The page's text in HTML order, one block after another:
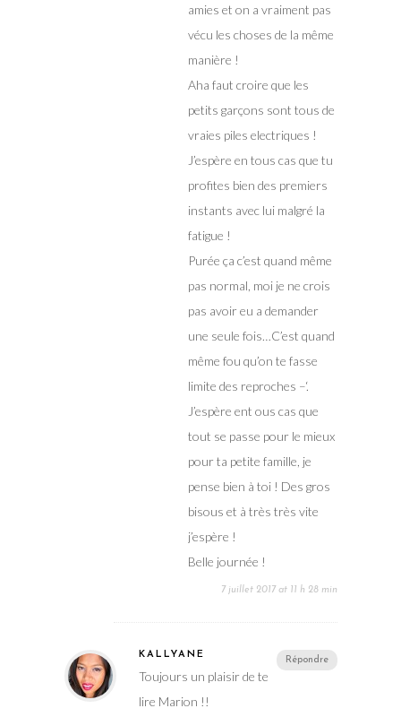
amies et on a vraiment pas
vécu les choses de la même
manière !
Aha faut croire que les
petits garçons sont tous de
vraies piles electriques !
J’espère en tous cas que tu
profites bien des premiers
instants avec lui malgré la
fatigue !
Purée ça c’est quand même
pas normal, moi je ne crois
pas avoir eu a demander
une seule fois…C’est quand
même fou qu’on te fasse
limite des reproches –‘.
J’espère ent ous cas que
tout se passe pour le mieux
pour ta petite famille, je
pense bien à toi ! Des gros
bisous et à très très vite
j’espère !
Belle journée !
7 juillet 2017 at 11 h 28 min
Répondre
KALLYANE
Toujours un plaisir de te
lire Marion !!